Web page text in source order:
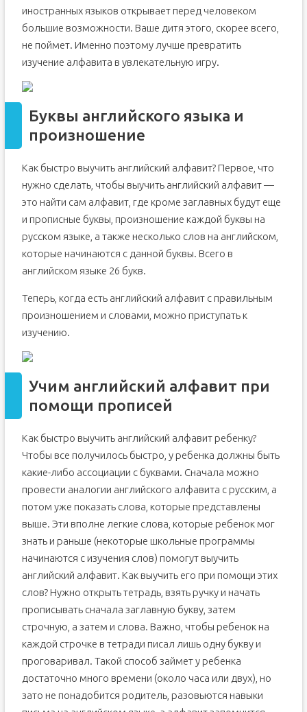
иностранных языков открывает перед человеком
большие возможности. Ваше дитя этого, скорее всего,
не поймет. Именно поэтому лучше превратить
изучение алфавита в увлекательную игру.
Буквы английского языка и
произношение
Как быстро выучить английский алфавит? Первое, что
нужно сделать, чтобы выучить английский алфавит —
это найти сам алфавит, где кроме заглавных будут еще
и прописные буквы, произношение каждой буквы на
русском языке, а также несколько слов на английском,
которые начинаются с данной буквы. Всего в
английском языке 26 букв.
Теперь, когда есть английский алфавит с правильным
произношением и словами, можно приступать к
изучению.
Учим английский алфавит при
помощи прописей
Как быстро выучить английский алфавит ребенку?
Чтобы все получилось быстро, у ребенка должны быть
какие-либо ассоциации с буквами. Сначала можно
провести аналогии английского алфавита с русским, а
потом уже показать слова, которые представлены
выше. Эти вполне легкие слова, которые ребенок мог
знать и раньше (некоторые школьные программы
начинаются с изучения слов) помогут выучить
английский алфавит. Как выучить его при помощи этих
слов? Нужно открыть тетрадь, взять ручку и начать
прописывать сначала заглавную букву, затем
строчную, а затем и слова. Важно, чтобы ребенок на
каждой строчке в тетради писал лишь одну букву и
проговаривал. Такой способ займет у ребенка
достаточно много времени (около часа или двух), но
зато не понадобится родитель, разовьются навыки